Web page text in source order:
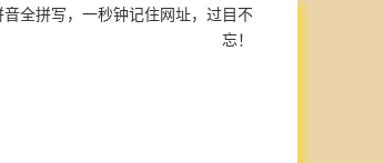
音全拼写，一秒钟记住网址，过目不
忘！